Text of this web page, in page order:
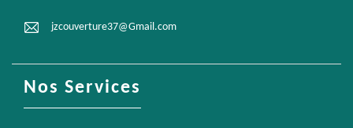
jzcouverture37@Gmail.com
Nos Services